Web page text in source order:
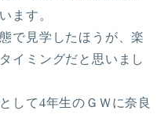
ます。
で見学したほうが、楽
イミングだと思いまし
して4年生のＧＷに奈良